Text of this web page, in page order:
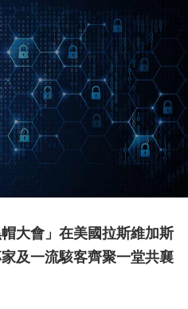
大會」在美國拉斯維加斯
及一流駭客齊聚一堂共襄